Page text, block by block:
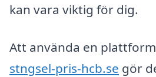
kan vara viktig för dig.
Att använda en
stngsel-pris-hcb.se gör